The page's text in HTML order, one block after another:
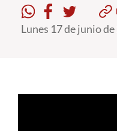
Vinculación con el
Lunes 17 de junio